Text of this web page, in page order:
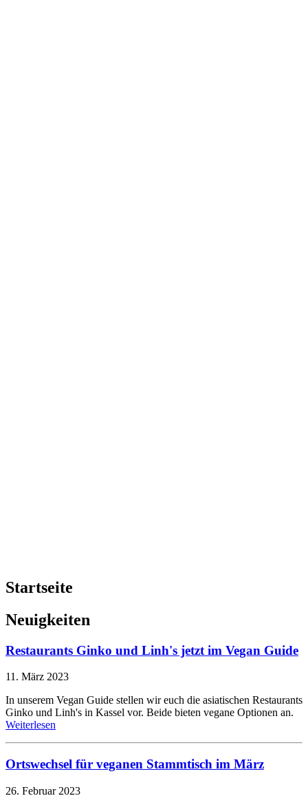
Startseite
Neuigkeiten
Restaurants Ginko und Linh's jetzt im Vegan Guide
11. März 2023
In unserem Vegan Guide stellen wir euch die asiatischen Restaurants
Ginko und Linh's in Kassel vor. Beide bieten vegane Optionen an.
Weiterlesen
Ortswechsel für veganen Stammtisch im März
26. Februar 2023